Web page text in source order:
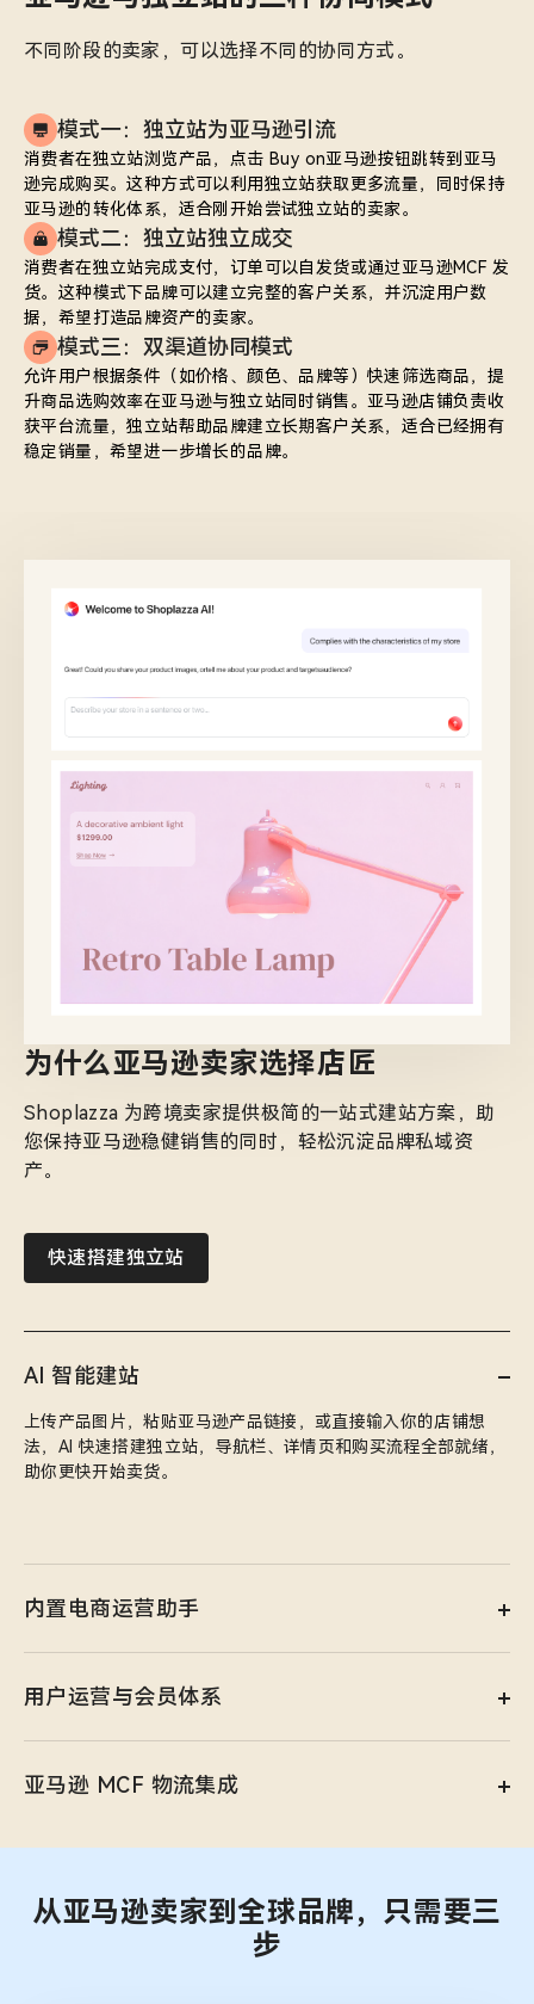
不同阶段的卖家，可以选择不同的协同方式。
模式一：独立站为亚马逊引流
消费者在独立站浏览产品，点击 Buy on亚马逊按钮跳转到亚马
逊完成购买。这种方式可以利用独立站获取更多流量，同时保持
亚马逊的转化体系，适合刚开始尝试独立站的卖家。
模式二：独立站独立成交
消费者在独立站完成支付，订单可以自发货或通过亚马逊MCF 发
货。这种模式下品牌可以建立完整的客户关系，并沉淀用户数
据，希望打造品牌资产的卖家。
模式三：双渠道协同模式
允许用户根据条件（如价格、颜色、品牌等）快速筛选商品，提
升商品选购效率在亚马逊与独立站同时销售。亚马逊店铺负责收
获平台流量，独立站帮助品牌建立长期客户关系，适合已经拥有
稳定销量，希望进一步增长的品牌。
为什么亚马逊卖家选择店匠
Shoplazza 为跨境卖家提供极简的一站式建站方案，助
您保持亚马逊稳健销售的同时，轻松沉淀品牌私域资
产。
快速搭建独立站
AI 智能建站
上传产品图片，粘贴亚马逊产品链接，或直接输入你的店铺想
法，AI 快速搭建独立站，导航栏、详情页和购买流程全部就绪，
助你更快开始卖货。
内置电商运营助手
用户运营与会员体系
亚马逊 MCF 物流集成
从亚马逊卖家到全球品牌，只需要三
步